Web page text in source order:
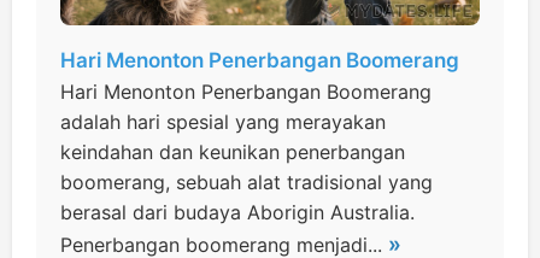
Hari Menonton Penerbangan Boomerang
Hari Menonton Penerbangan Boomerang
adalah hari spesial yang merayakan
keindahan dan keunikan penerbangan
boomerang, sebuah alat tradisional yang
berasal dari budaya Aborigin Australia.
Penerbangan boomerang menjadi... »